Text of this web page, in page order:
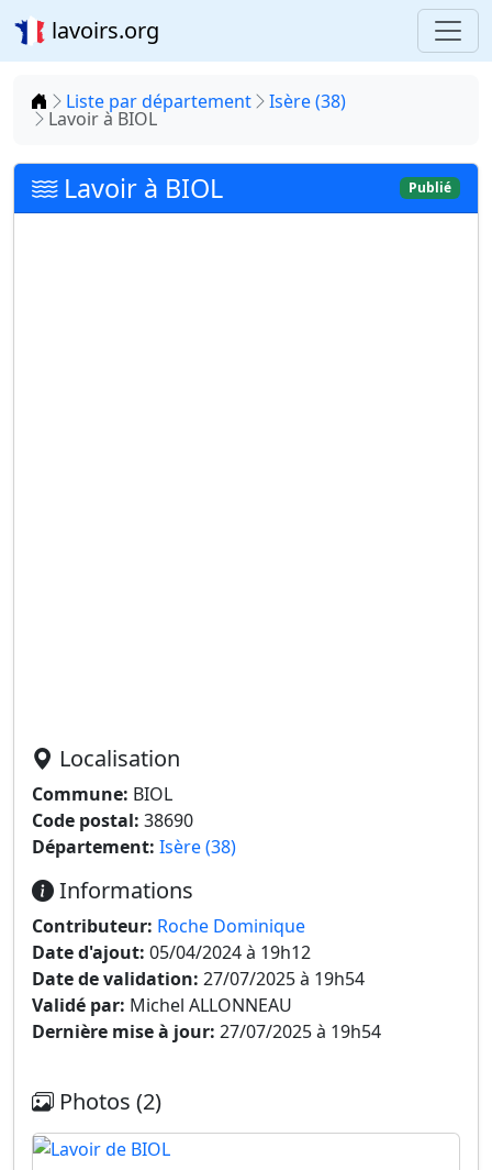
lavoirs.org
Accueil
Liste par département Isère (38)
Lavoir à BIOL
Lavoir à BIOL Publié
Localisation
Commune: BIOL
Code postal: 38690
Département: Isère (38)
Informations
Contributeur: Roche Dominique
Date d'ajout: 05/04/2024 à 19h12
Date de validation: 27/07/2025 à 19h54
Validé par: Michel ALLONNEAU
Dernière mise à jour: 27/07/2025 à 19h54
Photos (2)